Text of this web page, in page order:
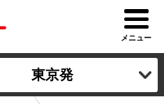
メニュー
東京発